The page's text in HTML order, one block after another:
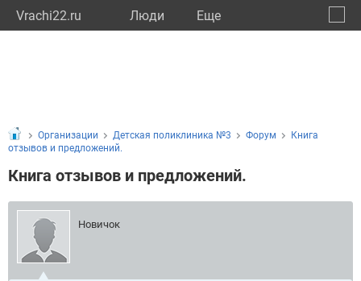
Vrachi22.ru Люди Eще
Организации Детская поликлиника №3 Форум
Книга
отзывов и предложений.
Книга отзывов и предложений.
Новичок